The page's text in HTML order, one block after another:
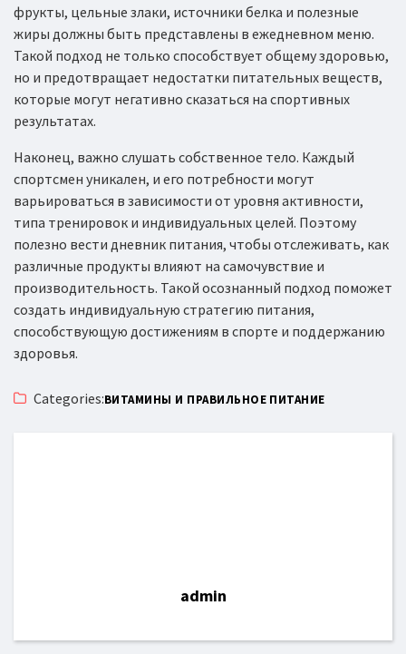
фрукты, цельные злаки, источники белка и полезные
жиры должны быть представлены в ежедневном меню.
Такой подход не только способствует общему здоровью,
но и предотвращает недостатки питательных веществ,
которые могут негативно сказаться на спортивных
результатах.
Наконец, важно слушать собственное тело. Каждый
спортсмен уникален, и его потребности могут
варьироваться в зависимости от уровня активности,
типа тренировок и индивидуальных целей. Поэтому
полезно вести дневник питания, чтобы отслеживать, как
различные продукты влияют на самочувствие и
производительность. Такой осознанный подход поможет
создать индивидуальную стратегию питания,
способствующую достижениям в спорте и поддержанию
здоровья.
Categories:ВИТАМИНЫ И ПРАВИЛЬНОЕ ПИТАНИЕ
admin